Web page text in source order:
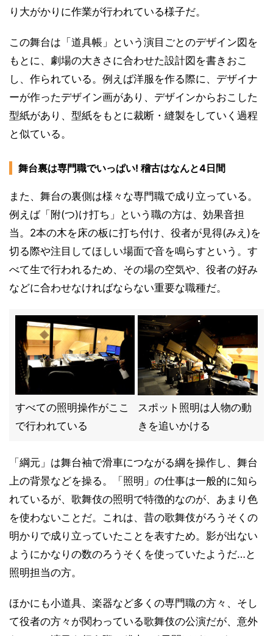
り大がかりに作業が行われている様子だ。
この舞台は「道具帳」という演目ごとのデザイン図を
もとに、劇場の大きさに合わせた設計図を書きおこ
し、作られている。例えば洋服を作る際に、デザイナ
ーが作ったデザイン画があり、デザインからおこした
型紙があり、型紙をもとに裁断・縫製をしていく過程
と似ている。
舞台裏は専門職でいっぱい! 稽古はなんと4日間
また、舞台の裏側は様々な専門職で成り立っている。
例えば「附(つ)け打ち」という職の方は、効果音担
当。2本の木を床の板に打ち付け、役者が見得(みえ)を
切る際や注目してほしい場面で音を鳴らすという。す
べて生で行われるため、その場の空気や、役者の好み
などに合わせなければならない重要な職種だ。
すべての照明操作がここ
で行われている
スポット照明は人物の動
きを追いかける
「綱元」は舞台袖で滑車につながる綱を操作し、舞台
上の背景などを操る。「照明」の仕事は一般的に知ら
れているが、歌舞伎の照明で特徴的なのが、あまり色
を使わないことだ。これは、昔の歌舞伎がろうそくの
明かりで成り立っていたことを表すため。影が出ない
ようにかなりの数のろうそくを使っていたようだ…と
照明担当の方。
ほかにも小道具、楽器など多くの専門職の方々、そし
て役者の方々が関わっている歌舞伎の公演だが、意外